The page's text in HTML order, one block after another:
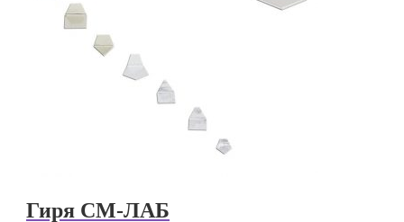
Гиря СМ-ЛАБ